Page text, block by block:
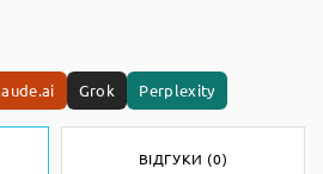
Grok Perplexity
ВІДГУКИ (0)